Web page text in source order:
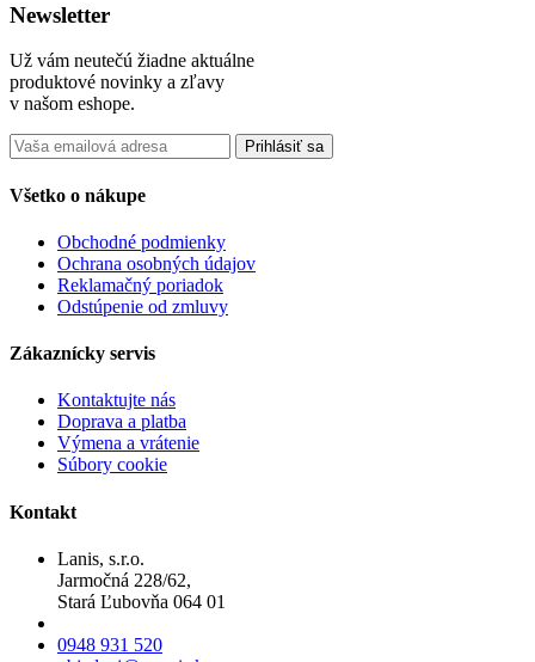
Newsletter
Už vám neutečú žiadne aktuálne
produktové novinky a zľavy
v našom eshope.
Prihlásiť sa
Všetko o nákupe
Obchodné podmienky
Ochrana osobných údajov
Reklamačný poriadok
Odstúpenie od zmluvy
Zákaznícky servis
Kontaktujte nás
Doprava a platba
Výmena a vrátenie
Súbory cookie
Kontakt
Lanis, s.r.o.
Jarmočná 228/62,
Stará Ľubovňa 064 01
0948 931 520